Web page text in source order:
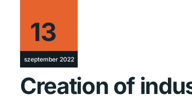
13
szeptember 2022
Creation of